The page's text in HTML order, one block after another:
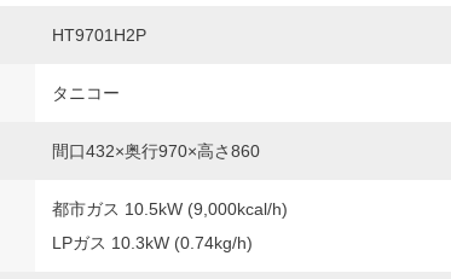
HT9701H2P
タニコー
間口432×奥行970×高さ860
都市ガス 10.5kW (9,000kcal/h)
LPガス 10.3kW (0.74kg/h)